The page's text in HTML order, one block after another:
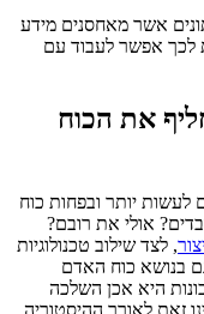
אשר מאחסנים מידע
לכך אפשר לעבוד עם
את הכוח
לעשות יותר ובפחות כוח
אולי את רובם?
, לצד שילוב טכנולוגיות
בנושא כוח האדם
היא אכן השלכה